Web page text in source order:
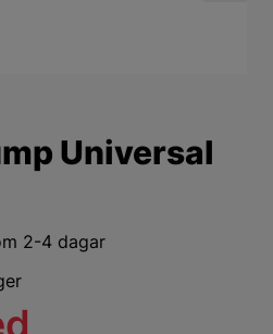
Universal
2-4 dagar